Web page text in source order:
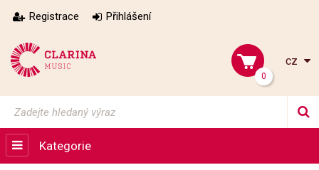
Registrace Přihlášení
0
cz
Kategorie